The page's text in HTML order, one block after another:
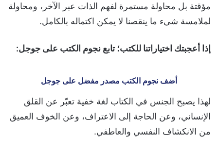
مؤقتة بل محاولة مستمرة لفهم الذات عبر الآخر، ومحاولة
لملامسة شيء ما ينقصنا لا يمكن اكتماله بالكامل.
إذا أعجبتك اختياراتنا للكتب؛ تابع نجوم الكتب على جوجل:
أضف نجوم الكتب مصدر مفضل على جوجل
لهذا يصبح الجنس في الكتاب لغة خفية تعبّر عن القلق
الإنساني، وعن الحاجة إلى الاعتراف، وعن الخوف العميق
من الانكشاف النفسي والعاطفي.